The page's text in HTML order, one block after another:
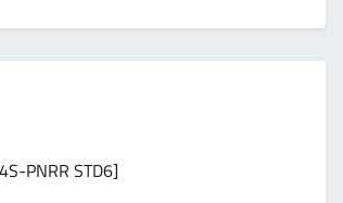
PNRR STD6]